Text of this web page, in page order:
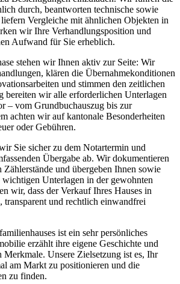
durch, beantworten technische sowie
Vergleiche mit ähnlichen Objekten in
wir Ihre Verhandlungsposition und
Aufwand für Sie erheblich.
stehen wir Ihnen aktiv zur Seite: Wir
klären die Übernahmekonditionen
und stimmen den zeitlichen
bereiten wir alle erforderlichen Unterlagen
– vom Grundbuchauszug bis zur
achten wir auf kantonale Besonderheiten
oder Gebühren.
Sie sicher zu dem Notartermin und
Übergabe ab. Wir dokumentieren
und übergeben Ihnen sowie
Unterlagen in der gewohnten
wir, dass der Verkauf Ihres Hauses in
transparent und rechtlich einwandfrei
ist ein sehr persönliches
erzählt ihre eigene Geschichte und
Merkmale. Unsere Zielsetzung ist es, Ihr
am Markt zu positionieren und die
zu finden.